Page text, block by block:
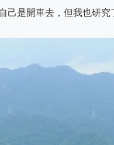
己是開車去，但我也研究